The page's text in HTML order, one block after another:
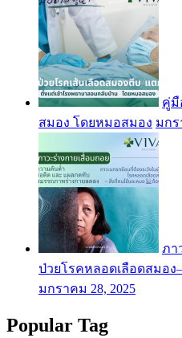
คู่มื
สมอง โดยหมอสมอง มกร
ภา
ป่วยโรคหลอดเลือดสมอ
มกราคม 28, 2025
Popular Tag